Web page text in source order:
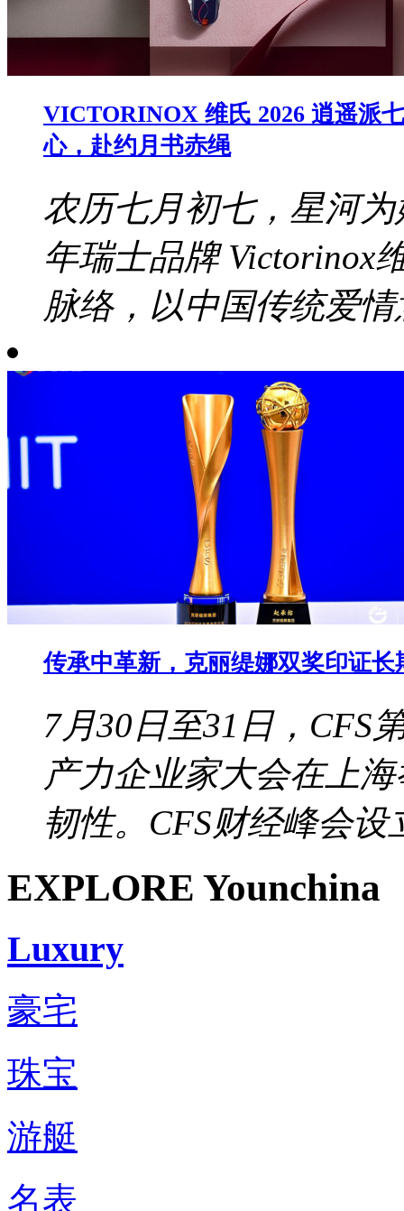
VICTORINOX 维氏 2026 逍遥派
心，赴约月书赤绳
农历七月初七，星河
年瑞士品牌 Victorinox
脉络，以中国传统爱情
传承中革新，克丽缇娜双奖印证长
7月30日至31日，CFS
产力企业家大会在上
韧性。CFS财经峰会设
EXPLORE Younchina
Luxury
豪宅
珠宝
游艇
名表